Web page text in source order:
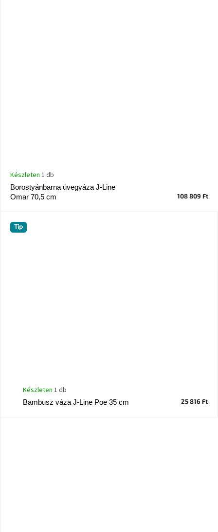
Borostyánbarna üvegváza J-Line
Omar 70,5 cm
Készleten 1 db
108 809 Ft
Tip
Bambusz váza J-Line Poe 35 cm
Készleten 1 db
25 816 Ft